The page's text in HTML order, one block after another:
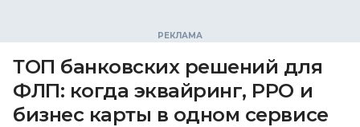
ТОП банковских решений для
ФЛП: когда эквайринг, РРО и
бизнес карты в одном сервисе